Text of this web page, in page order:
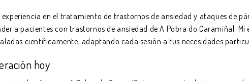
en el tratamiento de trastornos de ansiedad y ataques de
a pacientes con trastornos de ansiedad de A Pobra do Caramiñal. Mi
científicamente, adaptando cada sesión a tus necesidades
hoy